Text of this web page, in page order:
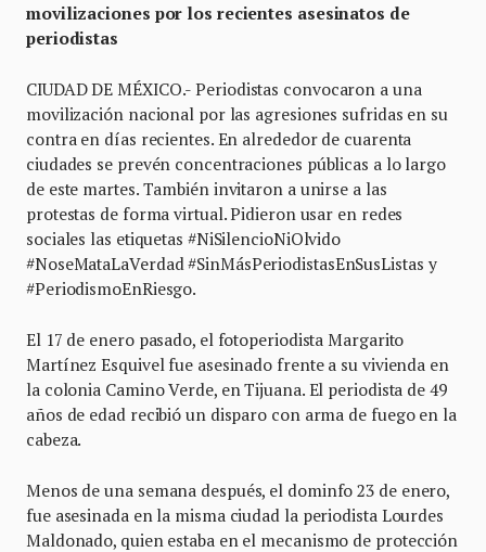
movilizaciones por los recientes asesinatos de
periodistas
CIUDAD DE MÉXICO.- Periodistas convocaron a una
movilización nacional por las agresiones sufridas en su
contra en días recientes. En alrededor de cuarenta
ciudades se prevén concentraciones públicas a lo largo
de este martes. También invitaron a unirse a las
protestas de forma virtual. Pidieron usar en redes
sociales las etiquetas #NiSilencioNiOlvido
#NoseMataLaVerdad #SinMásPeriodistasEnSusListas y
#PeriodismoEnRiesgo.
El 17 de enero pasado, el fotoperiodista Margarito
Martínez Esquivel fue asesinado frente a su vivienda en
la colonia Camino Verde, en Tijuana. El periodista de 49
años de edad recibió un disparo con arma de fuego en la
cabeza.
Menos de una semana después, el dominfo 23 de enero,
fue asesinada en la misma ciudad la periodista Lourdes
Maldonado, quien estaba en el mecanismo de protección